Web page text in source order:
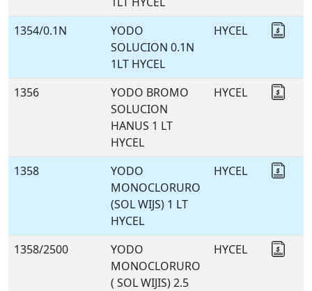
1354/0.1N
YODO
SOLUCION 0.1N
1LT HYCEL
HYCEL
1356
YODO BROMO
SOLUCION
HANUS 1 LT
HYCEL
HYCEL
1358
YODO
MONOCLORURO
(SOL WIJS) 1 LT
HYCEL
HYCEL
1358/2500
YODO
MONOCLORURO
( SOL WIJIS) 2.5
HYCEL